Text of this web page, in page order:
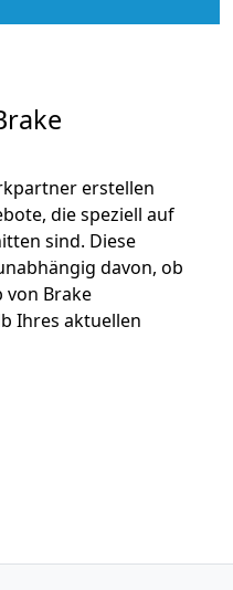
erstellen
die speziell auf
sind. Diese
davon, ob
von Brake
Ihres aktuellen